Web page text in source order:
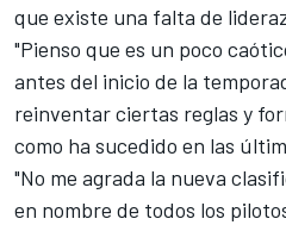
que existe una falta de
"Pienso que es un poco
antes del inicio de la
reinventar ciertas reglas y
como ha sucedido en las
"No me agrada la nueva
en nombre de todos los